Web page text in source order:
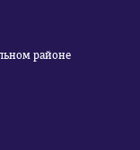
районе